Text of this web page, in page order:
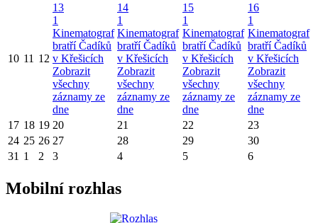
10 11 12
13
1
Kinematograf
bratří Čadíků
v Křešicích
Zobrazit
všechny
záznamy ze
dne
14
1
Kinematograf
bratří Čadíků
v Křešicích
Zobrazit
všechny
záznamy ze
dne
15
1
Kinematograf
bratří Čadíků
v Křešicích
Zobrazit
všechny
záznamy ze
dne
16
1
Kinematograf
bratří Čadíků
v Křešicích
Zobrazit
všechny
záznamy ze
dne
17 18 19 20 21 22
23
24 25 26 27 28 29
30
31 1 2 3 4 5 6
Mobilní rozhlas